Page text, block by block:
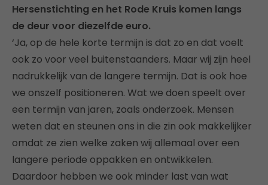
Hersenstichting en het Rode Kruis komen langs
de deur voor diezelfde euro.
‘Ja, op de hele korte termijn is dat zo en dat voelt
ook zo voor veel buitenstaanders. Maar wij zijn heel
nadrukkelijk van de langere termijn. Dat is ook hoe
we onszelf positioneren. Wat we doen speelt over
een termijn van jaren, zoals onderzoek. Mensen
weten dat en steunen ons in die zin ook makkelijker
omdat ze zien welke zaken wij allemaal over een
langere periode oppakken en ontwikkelen.
Daardoor hebben we ook minder last van wat